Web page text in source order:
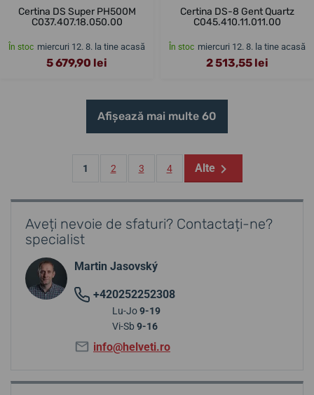
Certina DS Super PH500M
C037.407.18.050.00
În stoc miercuri 12. 8. la tine acasă
5 679,90 lei
Certina DS-8 Gent Quartz
C045.410.11.011.00
În stoc miercuri 12. 8. la tine acasă
2 513,55 lei
Afișează mai multe 60
1 2 3 4 Alte
Aveți nevoie de sfaturi? Contactați-ne?
specialist
Martin Jasovský
+420252252308
Lu-Jo9-19
Vi-Sb 9-16
info@helveti.ro